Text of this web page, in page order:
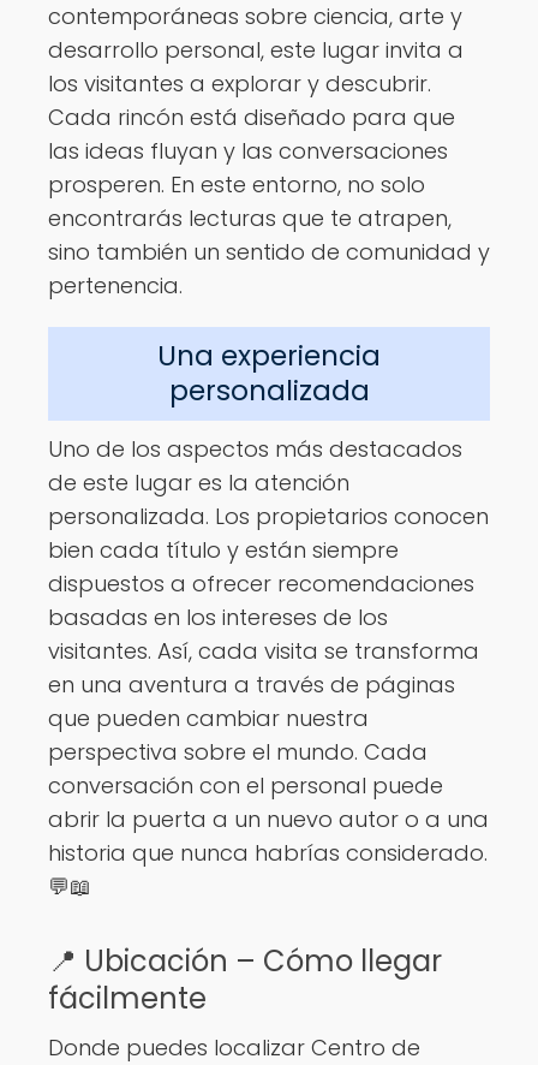
contemporáneas sobre ciencia, arte y
desarrollo personal, este lugar invita a
los visitantes a explorar y descubrir.
Cada rincón está diseñado para que
las ideas fluyan y las conversaciones
prosperen. En este entorno, no solo
encontrarás lecturas que te atrapen,
sino también un sentido de comunidad y
pertenencia.
Una experiencia
personalizada
Uno de los aspectos más destacados
de este lugar es la atención
personalizada. Los propietarios conocen
bien cada título y están siempre
dispuestos a ofrecer recomendaciones
basadas en los intereses de los
visitantes. Así, cada visita se transforma
en una aventura a través de páginas
que pueden cambiar nuestra
perspectiva sobre el mundo. Cada
conversación con el personal puede
abrir la puerta a un nuevo autor o a una
historia que nunca habrías considerado.
💬📖
📍 Ubicación – Cómo llegar
fácilmente
Donde puedes localizar Centro de